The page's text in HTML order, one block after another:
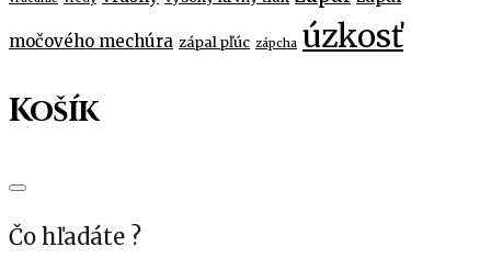
močového mechúra zápal pľúc zápcha úzkosť
Košík
Čo hľadáte ?